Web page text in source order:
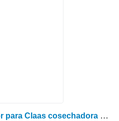
Claas BY7552003 reductor para Claas cosechadora de cereales